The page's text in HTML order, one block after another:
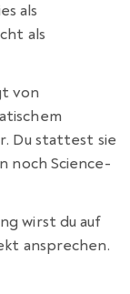
als
als
von
Du stattest sie
noch Science-
wirst du auf
ansprechen.